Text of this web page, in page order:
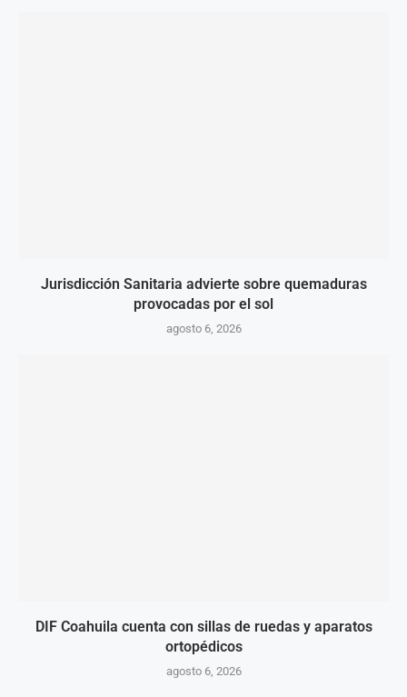
Jurisdicción Sanitaria advierte sobre quemaduras
provocadas por el sol
agosto 6, 2026
DIF Coahuila cuenta con sillas de ruedas y aparatos
ortopédicos
agosto 6, 2026